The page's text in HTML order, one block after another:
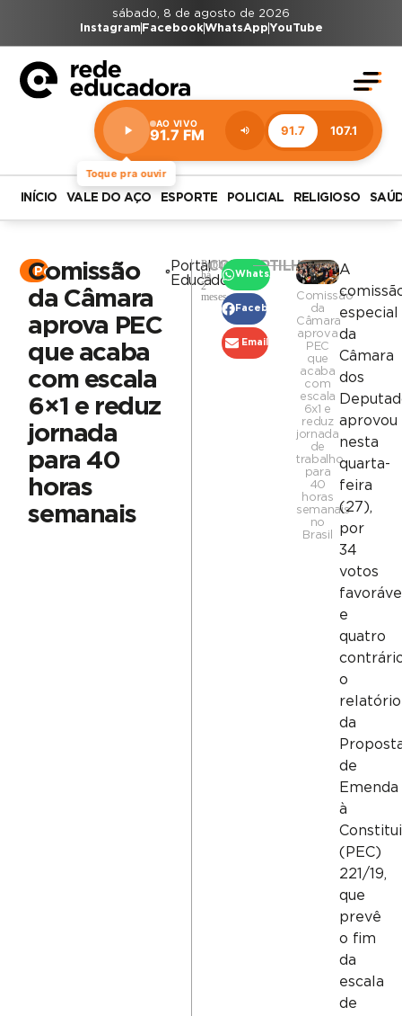
sábado, 8 de agosto de 2026
Instagram FacebookWhatsAppYouTube
Toque pra ouvir
AO VIVO
91.7 FM 91.7 107.1
Estação:
91.7
FM
INÍCIO VALE DO AÇO ESPORTE POLICIAL RELIGIOSO
Portal
Comissão
da Câmara
aprova PEC
que acaba
com escala
6×1 e reduz
jornada
para 40
horas
semanais
Portal
Educadora
Publicado
há
2
meses
COMPARTILHAR
WhatsApp
Facebook
Email
Comissão
da
Câmara
aprova
PEC
que
acaba
com
escala
6x1 e
reduz
jornada
de
trabalho
para
40
horas
semanais
no
Brasil
A
especial
da
Câmara
dos
aprovou
nesta
quarta-
feira
(27),
por
34
votos
e
quatro
o
relatório
da
de
Emenda
à
(PEC)
221/19,
que
prevê
o fim
da
escala
de